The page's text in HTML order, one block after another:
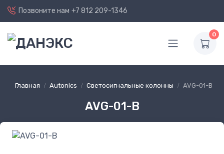
Позвоните нам +7 812 209-1346
0
Главная Autonics Светосигнальные колонны AVG-01-B
AVG-01-B